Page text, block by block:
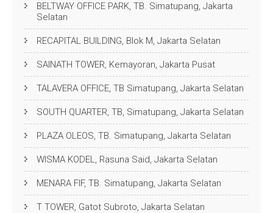
BELTWAY OFFICE PARK, TB. Simatupang, Jakarta
Selatan
RECAPITAL BUILDING, Blok M, Jakarta Selatan
SAINATH TOWER, Kemayoran, Jakarta Pusat
TALAVERA OFFICE, TB Simatupang, Jakarta Selatan
SOUTH QUARTER, TB, Simatupang, Jakarta Selatan
PLAZA OLEOS, TB. Simatupang, Jakarta Selatan
WISMA KODEL, Rasuna Said, Jakarta Selatan
MENARA FIF, TB. Simatupang, Jakarta Selatan
T TOWER, Gatot Subroto, Jakarta Selatan